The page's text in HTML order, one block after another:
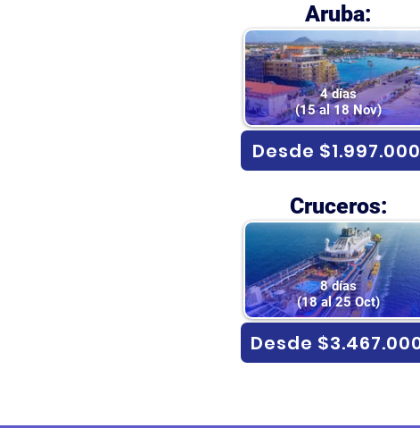
Aruba:
4 días
(15 al 18 Nov)
Desde $1.997.000
Cruceros:
8 días
(18 al 25 Oct)
Desde